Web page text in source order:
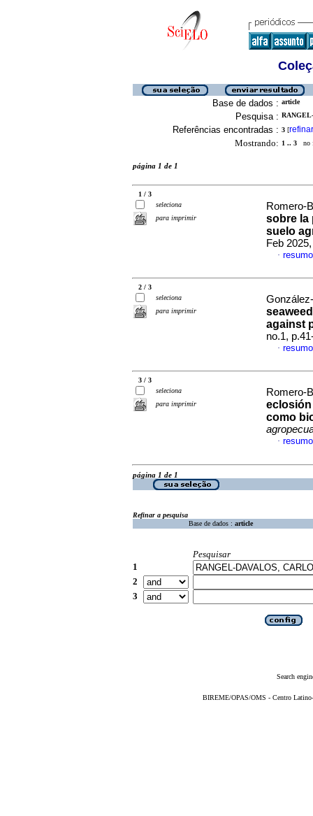
Base de dados : article
Pesquisa :
Referências encontradas : 3 [refinar
Mostrando: 1 .. 3 no
página 1 de 1
1 / 3
seleciona
para imprimir
Romero-
sobre la
suelo
Feb
·
2 / 3
seleciona
para imprimir
against
no.1,
·
3 / 3
seleciona
para imprimir
Romero-
como
·
página 1 de 1
Refinar a pesquisa
Base de dados : article
Pesquisar
1
2
3
Search
BIREME/OPAS/OMS - Centro Latino-